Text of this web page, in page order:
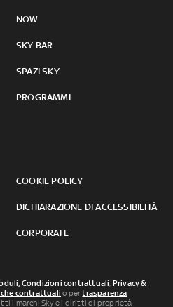
NOW
SKY BAR
SPAZI SKY
PROGRAMMI
COOKIE POLICY
DICHIARAZIONE DI ACCESSIBILITÀ
CORPORATE
Condizioni contrattuali, Privacy &
contrattuali o pertrasparenza
i marchi Sky e i diritti di proprietà